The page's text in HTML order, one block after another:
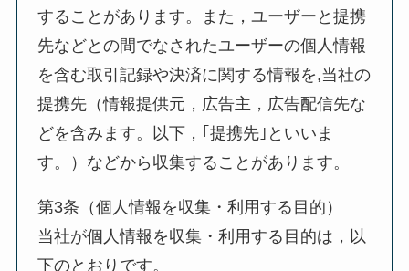
することがあります。また，ユーザーと提携
先などとの間でなされたユーザーの個人情報
を含む取引記録や決済に関する情報を,当社の
提携先（情報提供元，広告主，広告配信先な
どを含みます。以下，｢提携先｣といいま
す。）などから収集することがあります。
第3条（個人情報を収集・利用する目的）
当社が個人情報を収集・利用する目的は，以
下のとおりです。